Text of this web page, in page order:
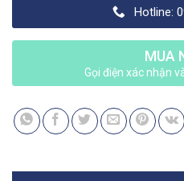
Hotline:
MUA
Gọi điện xác nhận